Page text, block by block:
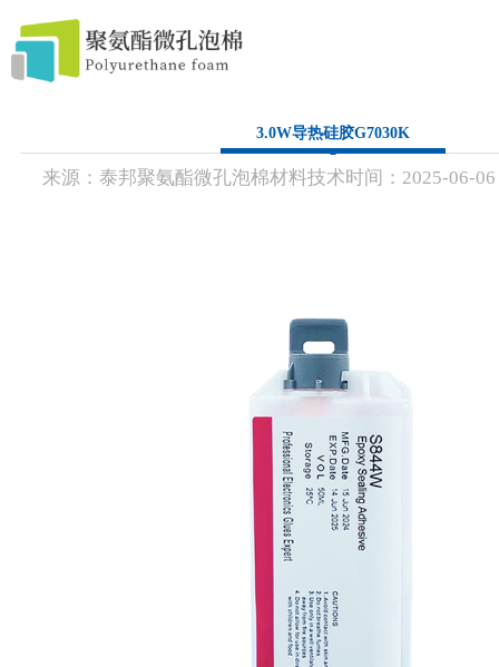
首 页
模切辅料
关于我们
联系方式
3.0W导热硅胶G7030K
来源： 泰邦聚氨酯微孔泡棉材料技术时间： 2025-06-06